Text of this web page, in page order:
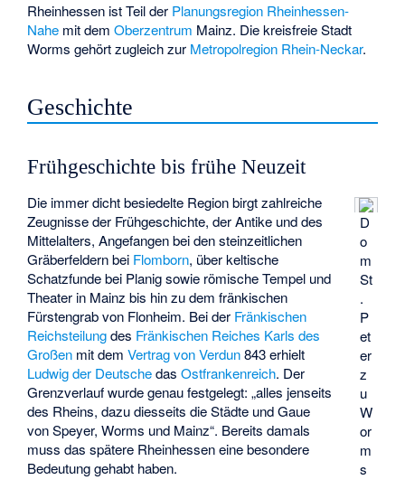
Rheinhessen ist Teil der Planungsregion Rheinhessen-
Nahe mit demOberzentrum Mainz. Die kreisfreie Stadt
Worms gehört zugleich zur Metropolregion Rhein-Neckar.
Geschichte
Frühgeschichte bis frühe Neuzeit
D
o
m
St
.
P
et
er
z
u
W
or
m
s
Die immer dicht besiedelte Region birgt zahlreiche
Zeugnisse der Frühgeschichte, der Antike und des
Mittelalters, Angefangen bei den steinzeitlichen
Gräberfeldern bei Flomborn, über keltische
Schatzfunde bei Planig sowie römische Tempel und
Theater in Mainz bis hin zu dem fränkischen
Fürstengrab von Flonheim. Bei der Fränkischen
Reichsteilungdes Fränkischen Reiches Karls des
Großen mit demVertrag von Verdun843 erhielt
Ludwig der DeutschedasOstfrankenreich. Der
Grenzverlauf wurde genau festgelegt: „alles jenseits
des Rheins, dazu diesseits die Städte und Gaue
von Speyer, Worms und Mainz“. Bereits damals
muss das spätere Rheinhessen eine besondere
Bedeutung gehabt haben.